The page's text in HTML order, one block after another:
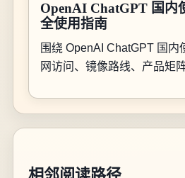
OpenAI ChatGPT 国内
全使用指南
围绕 OpenAI ChatGPT 国内
网访问、镜像路线、产品矩